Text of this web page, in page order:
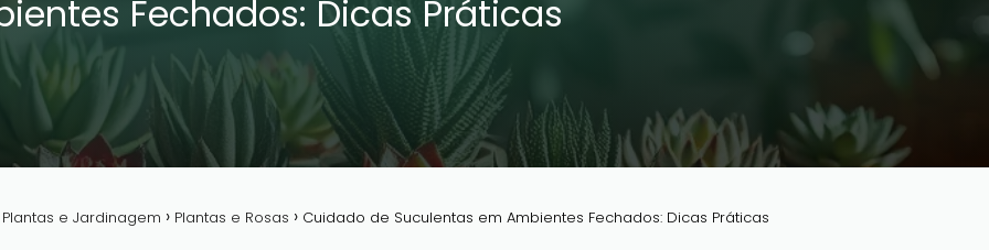
Fechados: Dicas Práticas
e Jardinagem Plantas e Rosas Cuidado de Suculentas em Ambientes Fechados: Dicas Práticas